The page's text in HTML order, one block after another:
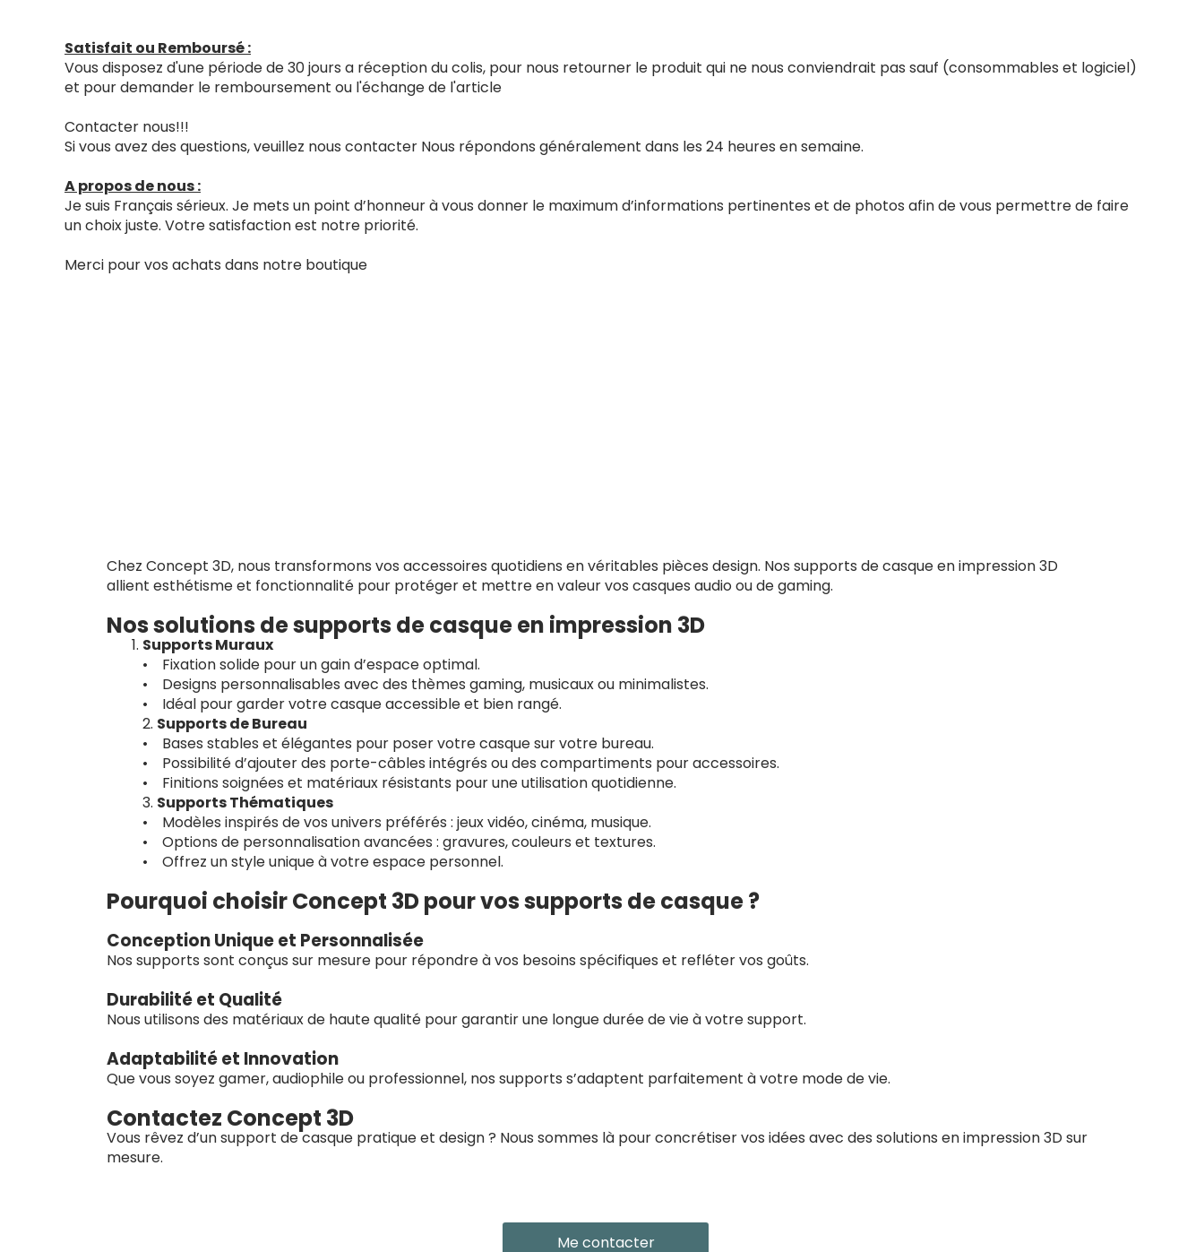
Satisfait ou Remboursé :
Vous disposez d'une période de 30 jours a réception du colis, pour nous retourner le produit qui ne nous conviendrait pas sauf (consommables et logiciel)
et pour demander le remboursement ou l'échange de l'article
Contacter nous!!!
Si vous avez des questions, veuillez nous contacter Nous répondons généralement dans les 24 heures en semaine.
A propos de nous :
Je suis Français sérieux. Je mets un point d’honneur à vous donner le maximum d’informations pertinentes et de photos afin de vous permettre de faire
un choix juste. Votre satisfaction est notre priorité.
Merci pour vos achats dans notre boutique
Chez Concept 3D, nous transformons vos accessoires quotidiens en véritables pièces design. Nos supports de casque en impression 3D
allient esthétisme et fonctionnalité pour protéger et mettre en valeur vos casques audio ou de gaming.
Nos solutions de supports de casque en impression 3D
Supports Muraux
• Fixation solide pour un gain d’espace optimal.
• Designs personnalisables avec des thèmes gaming, musicaux ou minimalistes.
• Idéal pour garder votre casque accessible et bien rangé.
2. Supports de Bureau
• Bases stables et élégantes pour poser votre casque sur votre bureau.
• Possibilité d’ajouter des porte-câbles intégrés ou des compartiments pour accessoires.
• Finitions soignées et matériaux résistants pour une utilisation quotidienne.
3. Supports Thématiques
• Modèles inspirés de vos univers préférés : jeux vidéo, cinéma, musique.
• Options de personnalisation avancées : gravures, couleurs et textures.
• Offrez un style unique à votre espace personnel.
Pourquoi choisir Concept 3D pour vos supports de casque ?
Conception Unique et Personnalisée
Nos supports sont conçus sur mesure pour répondre à vos besoins spécifiques et refléter vos goûts.
Durabilité et Qualité
Nous utilisons des matériaux de haute qualité pour garantir une longue durée de vie à votre support.
Adaptabilité et Innovation
Que vous soyez gamer, audiophile ou professionnel, nos supports s’adaptent parfaitement à votre mode de vie.
Contactez Concept 3D
Vous rêvez d’un support de casque pratique et design ? Nous sommes là pour concrétiser vos idées avec des solutions en impression 3D sur
mesure.
Me contacter